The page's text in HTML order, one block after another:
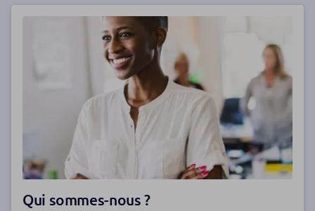
Qui sommes-nous ?